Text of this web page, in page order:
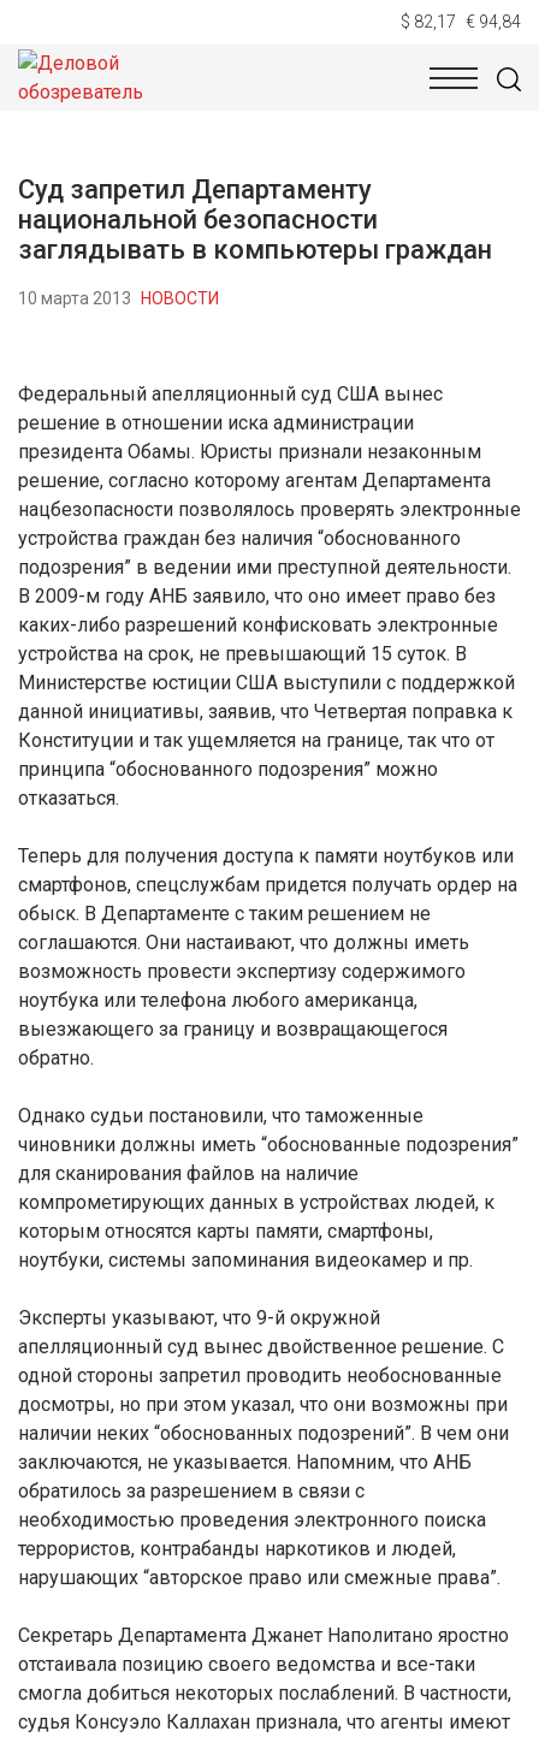
$ 82,17 € 94,84
НОВОСТИ
Суд запретил Департаменту
национальной безопасности
заглядывать в компьютеры граждан
10 марта 2013 НОВОСТИ
Федеральный апелляционный суд США вынес
решение в отношении иска администрации
президента Обамы. Юристы признали незаконным
решение, согласно которому агентам Департамента
нацбезопасности позволялось проверять электронные
устройства граждан без наличия “обоснованного
подозрения” в ведении ими преступной деятельности.
В 2009-м году АНБ заявило, что оно имеет право без
каких-либо разрешений конфисковать электронные
устройства на срок, не превышающий 15 суток. В
Министерстве юстиции США выступили с поддержкой
данной инициативы, заявив, что Четвертая поправка к
Конституции и так ущемляется на границе, так что от
принципа “обоснованного подозрения” можно
отказаться.
Теперь для получения доступа к памяти ноутбуков или
смартфонов, спецслужбам придется получать ордер на
обыск. В Департаменте с таким решением не
соглашаются. Они настаивают, что должны иметь
возможность провести экспертизу содержимого
ноутбука или телефона любого американца,
выезжающего за границу и возвращающегося
обратно.
Однако судьи постановили, что таможенные
чиновники должны иметь “обоснованные подозрения”
для сканирования файлов на наличие
компрометирующих данных в устройствах людей, к
которым относятся карты памяти, смартфоны,
ноутбуки, системы запоминания видеокамер и пр.
Эксперты указывают, что 9-й окружной
апелляционный суд вынес двойственное решение. С
одной стороны запретил проводить необоснованные
досмотры, но при этом указал, что они возможны при
наличии неких “обоснованных подозрений”. В чем они
заключаются, не указывается. Напомним, что АНБ
обратилось за разрешением в связи с
необходимостью проведения электронного поиска
террористов, контрабанды наркотиков и людей,
нарушающих “авторское право или смежные права”.
Секретарь Департамента Джанет Наполитано яростно
отстаивала позицию своего ведомства и все-таки
смогла добиться некоторых послаблений. В частности,
судья Консуэло Каллахан признала, что агенты имеют